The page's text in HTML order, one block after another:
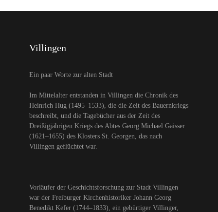
Villingen
Ein paar Worte zur alten Stadt
Im Mittelalter entstanden in Villingen die Chronik des
Heinrich Hug (1495–1533), die die Zeit des Bauernkriegs
beschreibt, und die Tagebücher aus der Zeit des
Dreißigjährigen Kriegs des Abtes Georg Michael Gaisser
(1621–1655) des Klosters St. Georgen, das nach
Villingen geflüchtet war.
Vorläufer der Geschichtsforschung zur Stadt Villingen
war der Freiburger Kirchenhistoriker Johann Georg
Benedikt Kefer (1744–1833), ein gebürtiger Villinger,